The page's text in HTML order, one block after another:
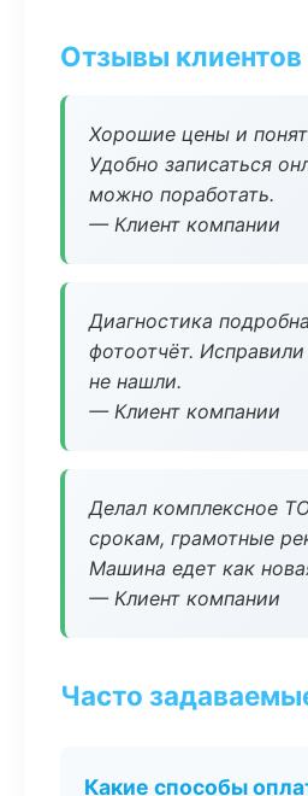
Отзывы клиентов
Хорошие цены и
Удобно записаться
можно поработать.
— Клиент компании
Диагностика
фотоотчёт.
не нашли.
— Клиент компании
Делал комплексное
срокам, грамотные
Машина едет как
— Клиент компании
Часто
Какие способы